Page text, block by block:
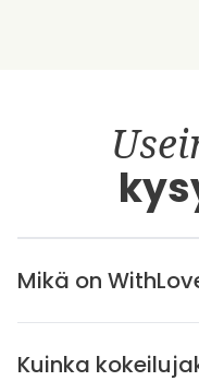
Mikä on
Kuinka